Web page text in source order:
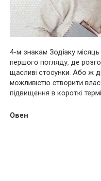
4-м знакам Зодіаку
першого погляду, де
щасливі стосунки. Або ж
можливістю створити
підвищення в короткі
Овен